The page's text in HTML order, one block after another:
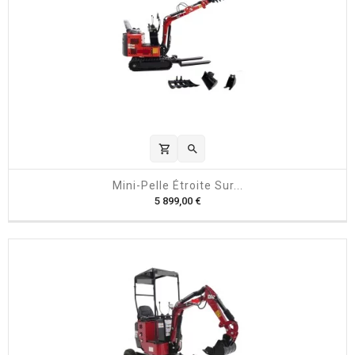
shopping_cart 
Mini-Pelle Étroite Sur...
5 899,00 €P
x